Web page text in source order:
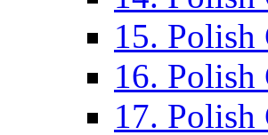
15.
16.
17.